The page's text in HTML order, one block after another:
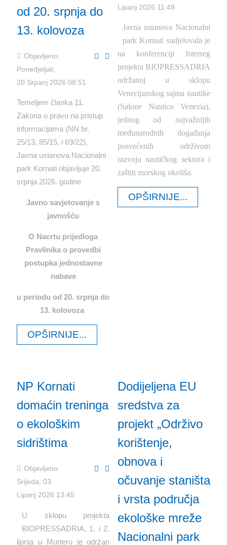
od 20. srpnja do
13. kolovoza
Objavljeno:
Ponedjeljak,
20 Srpanj 2026 08:51
Temeljem članka 11.
Zakona o pravu na pristup
informacijama (NN br.
25/13, 85/15, i 69/22),
Javna ustanova Nacionalni
park Kornati objavljuje 20.
srpnja 2026. godine
Javno savjetovanje s
javnošću
O Nacrtu prijedloga
Pravilnika o provedbi
postupka jednostavne
nabave
u periodu od 20. srpnja do
13. kolovoza
OPŠIRNIJE...
Lipanj 2026 11:49
Javna ustanova Nacionalni
park Kornati sudjelovala je
na konferenciji Interreg
projekta BIOPRESSADRIA
održanoj u sklopu
Venecijanskog sajma nautike
(Salone Nautico Venezia),
jednog od najvažnijih
međunarodnih događanja
posvećenih održivom
razvoju nautičkog sektora i
zaštiti morskog okoliša.
OPŠIRNIJE...
NP Kornati
domaćin treninga
o ekološkim
sidrištima
Objavljeno:
Srijeda, 03
Lipanj 2026 13:45
U sklopu projekta
BIOPRESSADRIA, 1. i 2.
lipnja u Murteru je održan
Dodijeljena EU
sredstva za
projekt „Održivo
korištenje,
obnova i
očuvanje staništa
i vrsta područja
ekološke mreže
Nacionalni park